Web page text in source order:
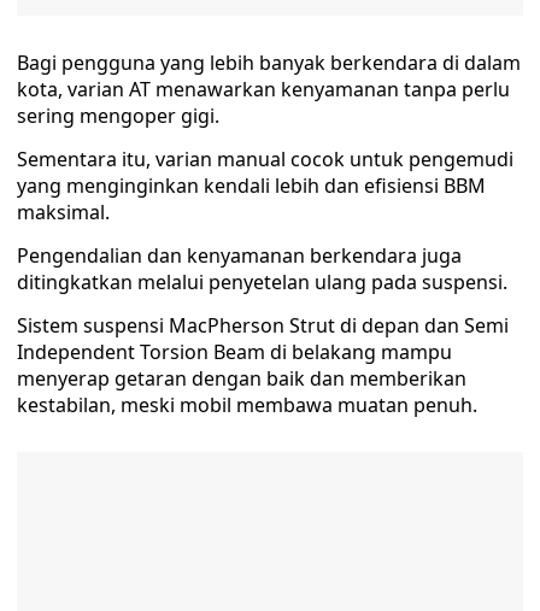
Bagi pengguna yang lebih banyak berkendara di dalam
kota, varian AT menawarkan kenyamanan tanpa perlu
sering mengoper gigi.
Sementara itu, varian manual cocok untuk pengemudi
yang menginginkan kendali lebih dan efisiensi BBM
maksimal.
Pengendalian dan kenyamanan berkendara juga
ditingkatkan melalui penyetelan ulang pada suspensi.
Sistem suspensi MacPherson Strut di depan dan Semi
Independent Torsion Beam di belakang mampu
menyerap getaran dengan baik dan memberikan
kestabilan, meski mobil membawa muatan penuh.